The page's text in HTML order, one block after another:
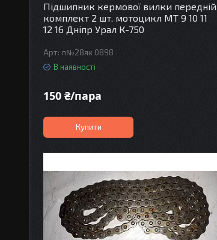
Підшипник кермової вилки передній
комплект 2 шт. мотоцикл МТ 9 10 11
12 16 Дніпр Урал К-750
п№28як 0898
В наявності
150 ₴/пара
Купити